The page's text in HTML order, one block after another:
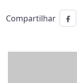
Compartilhar